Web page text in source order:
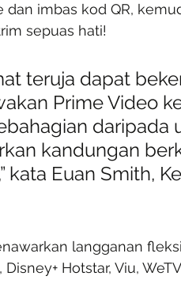
dan imbas kod QR,
sepuas hati!
teruja dapat
Prime Video
kandungan
kata Euan Smith,
langganan
Hotstar, Viu,